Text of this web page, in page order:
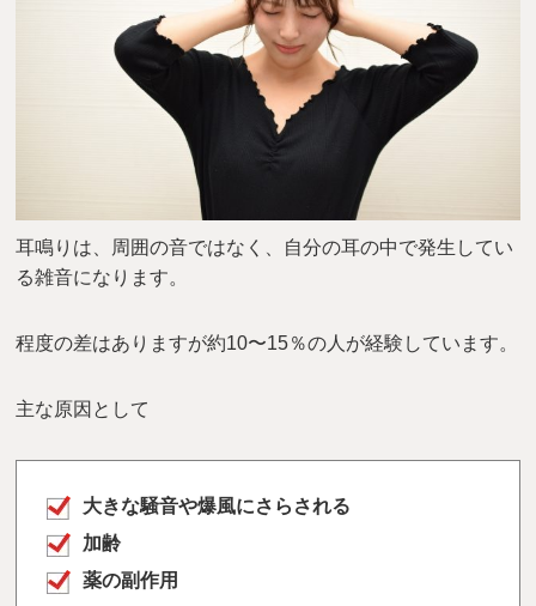
耳鳴りは、周囲の音ではなく、自分の耳の中で発生してい
る雑音になります。
程度の差はありますが約10〜15％の人が経験しています。
主な原因として
大きな騒音や爆風にさらされる
加齢
薬の副作用